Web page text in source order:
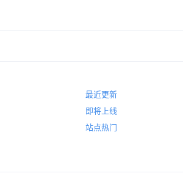
最近更新
即将上线
站点热门